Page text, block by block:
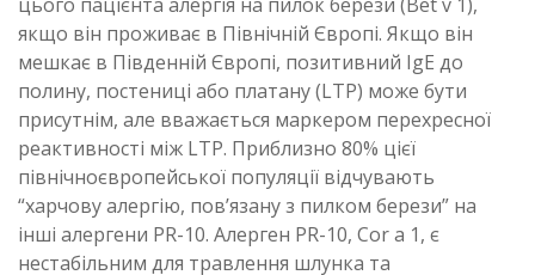
якщо він проживає в Північній Європі. Якщо він
мешкає в Південній Європі, позитивний IgE до
полину, постениці або платану (LTP) може бути
присутнім, але вважається маркером перехресної
реактивності між LTP. Приблизно 80% цієї
північноєвропейської популяції відчувають
“харчову алергію, пов’язану з пилком берези” на
інші алергени PR-10. Алерген PR-10, Cor a 1, є
нестабільним для травлення шлунка та